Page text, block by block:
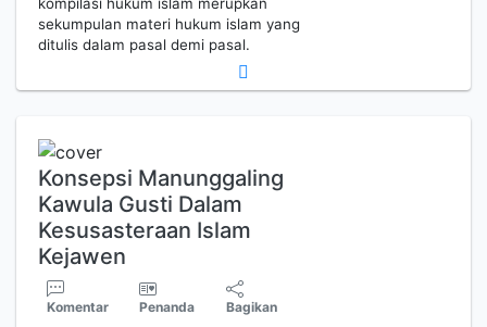
sekumpulan materi hukum islam yang
ditulis dalam pasal demi pasal.
Konsepsi Manunggaling
Kawula Gusti Dalam
Kesusasteraan Islam
Kejawen
Komentar Penanda Bagikan